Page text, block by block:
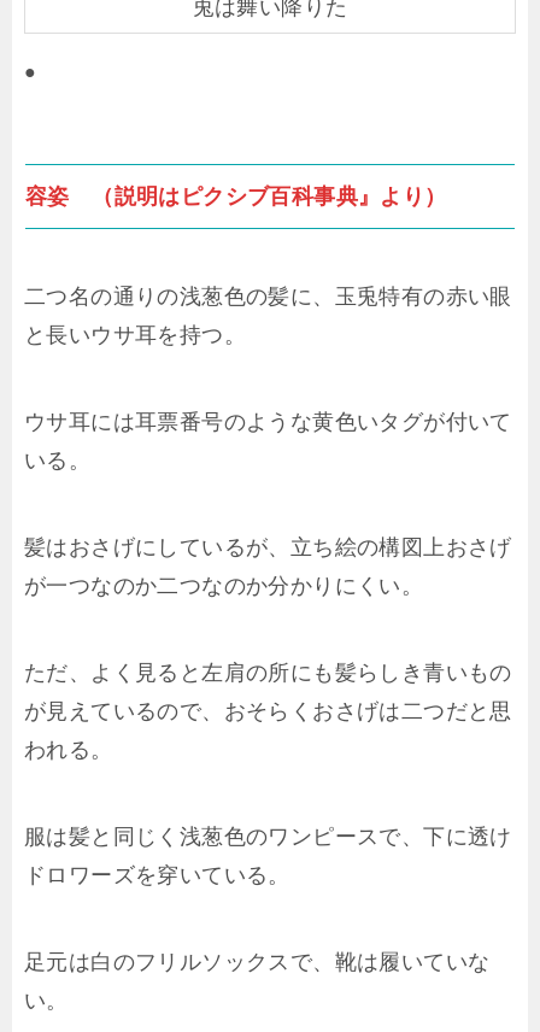
兎は舞い降りた
●
容姿 （説明はピクシブ百科事典』より）
二つ名の通りの浅葱色の髪に、玉兎特有の赤い眼
と長いウサ耳を持つ。
ウサ耳には耳票番号のような黄色いタグが付いて
いる。
髪はおさげにしているが、立ち絵の構図上おさげ
が一つなのか二つなのか分かりにくい。
ただ、よく見ると左肩の所にも髪らしき青いもの
が見えているので、おそらくおさげは二つだと思
われる。
服は髪と同じく浅葱色のワンピースで、下に透け
ドロワーズを穿いている。
足元は白のフリルソックスで、靴は履いていな
い。